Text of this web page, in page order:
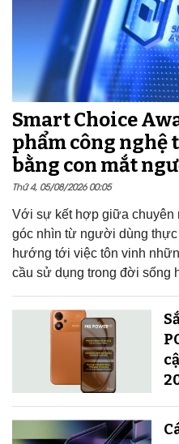
Smart Choice
phẩm công nghệ
bằng con mắt
Thứ 4, 05/08/2026 00:05
Với sự kết hợp giữa chuyên
góc nhìn từ người dùng
hướng tới việc tôn vinh
cầu sử dụng trong đời sống